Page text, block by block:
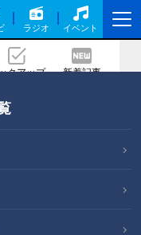
ラジオ イベント
クアップ 新着記事
とチア体
91キロ」に